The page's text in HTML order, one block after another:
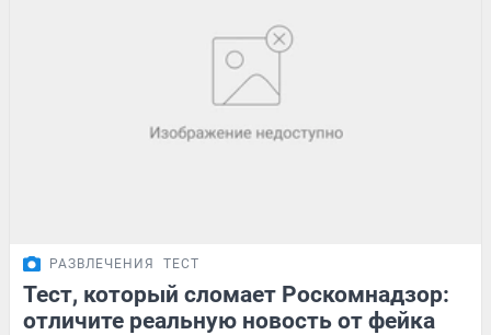
РАЗВЛЕЧЕНИЯ ТЕСТ
Тест, который сломает Роскомнадзор:
отличите реальную новость от фейка